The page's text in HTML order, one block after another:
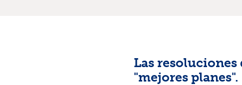
Las resoluciones
"mejores planes".